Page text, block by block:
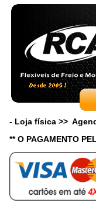
- Loja física >>
** O PAGAMENTO